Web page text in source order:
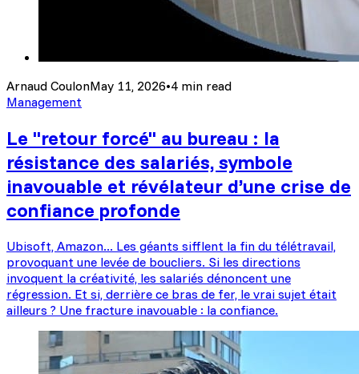
Arnaud CoulonMay 11, 2026•4 min read
Management
Le "retour forcé" au bureau : la
résistance des salariés, symbole
inavouable et révélateur d’une crise de
confiance profonde
Ubisoft, Amazon... Les géants sifflent la fin du télétravail,
provoquant une levée de boucliers. Si les directions
invoquent la créativité, les salariés dénoncent une
régression. Et si, derrière ce bras de fer, le vrai sujet était
ailleurs ? Une fracture inavouable : la confiance.